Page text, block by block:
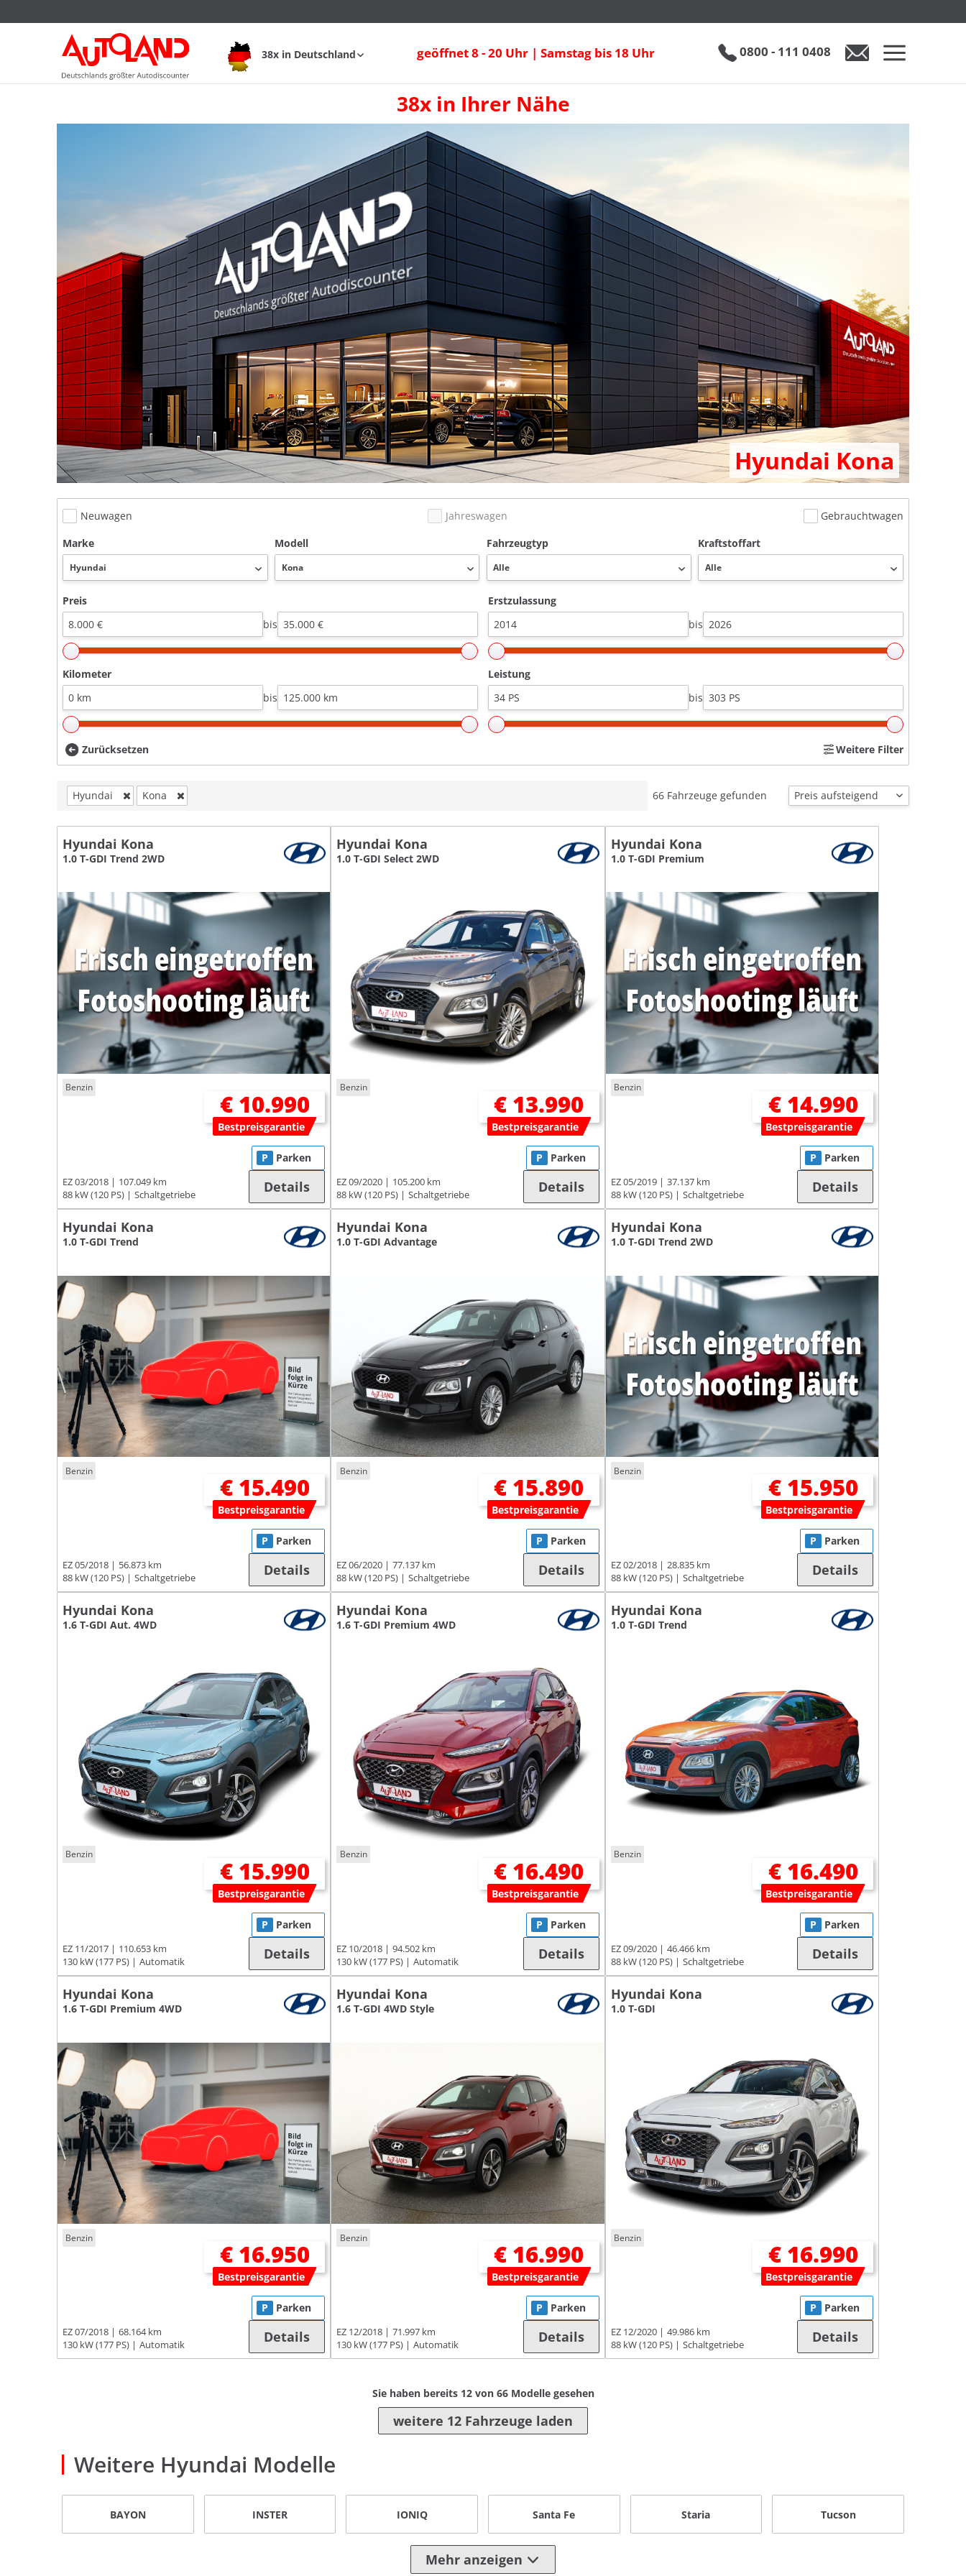
38x in Deutschland geöffnet 8 - 20 Uhr | Samstag bis 18 Uhr 0800 - 111 0408
38x in Ihrer Nähe
Hyundai Kona
Neuwagen Jahreswagen
Gebrauchtwagen
Marke
Modell Fahrzeugtyp Kraftstoffart
Preis
bis
Erstzulassung
bis
Kilometer
bis
Leistung
bis
Zurücksetzen Weitere Filter
Hyundai Kona 66 Fahrzeuge gefunden
Hyundai Kona
1.0 T-GDI Trend 2WD
Benzin
€ 10.990
Bestpreisgarantie
EZ 03/2018
107.049 km
88 kW (120 PS)
Schaltgetriebe
P Parken
Details
Hyundai Kona
1.0 T-GDI Select 2WD
Benzin
€ 13.990
Bestpreisgarantie
EZ 09/2020
105.200 km
88 kW (120 PS)
Schaltgetriebe
P Parken
Details
Hyundai Kona
1.0 T-GDI Premium
Benzin
€ 14.990
Bestpreisgarantie
EZ 05/2019
37.137 km
88 kW (120 PS)
Schaltgetriebe
P Parken
Details
Hyundai Kona
1.0 T-GDI Trend
Benzin
€ 15.490
Bestpreisgarantie
EZ 05/2018
56.873 km
88 kW (120 PS)
Schaltgetriebe
P Parken
Details
Hyundai Kona
1.0 T-GDI Advantage
Benzin
€ 15.890
Bestpreisgarantie
EZ 06/2020
77.137 km
88 kW (120 PS)
Schaltgetriebe
P Parken
Details
Hyundai Kona
1.0 T-GDI Trend 2WD
Benzin
€ 15.950
Bestpreisgarantie
EZ 02/2018
28.835 km
88 kW (120 PS)
Schaltgetriebe
P Parken
Details
Hyundai Kona
1.6 T-GDI Aut. 4WD
Benzin
€ 15.990
Bestpreisgarantie
EZ 11/2017
110.653 km
130 kW (177 PS)
Automatik
P Parken
Details
Hyundai Kona
1.6 T-GDI Premium 4WD
Benzin
€ 16.490
Bestpreisgarantie
EZ 10/2018
94.502 km
130 kW (177 PS)
Automatik
P Parken
Details
Hyundai Kona
1.0 T-GDI Trend
Benzin
€ 16.490
Bestpreisgarantie
EZ 09/2020
46.466 km
88 kW (120 PS)
Schaltgetriebe
P Parken
Details
Hyundai Kona
1.6 T-GDI Premium 4WD
Benzin
€ 16.950
Bestpreisgarantie
EZ 07/2018
68.164 km
130 kW (177 PS)
Automatik
P Parken
Details
Hyundai Kona
1.6 T-GDI 4WD Style
Benzin
€ 16.990
Bestpreisgarantie
EZ 12/2018
71.997 km
130 kW (177 PS)
Automatik
P Parken
Details
Hyundai Kona
1.0 T-GDI
Benzin
€ 16.990
Bestpreisgarantie
EZ 12/2020
49.986 km
88 kW (120 PS)
Schaltgetriebe
P Parken
Details
Sie haben bereits 12von 66Modelle gesehen
weitere 12 Fahrzeuge laden
Weitere Hyundai Modelle
BAYON INSTER IONIQ Santa Fe Staria Tucson
Mehr anzeigen